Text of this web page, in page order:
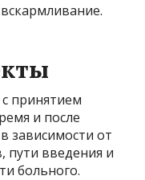
принятием
и после
зависимости от
пути введения и
больного.